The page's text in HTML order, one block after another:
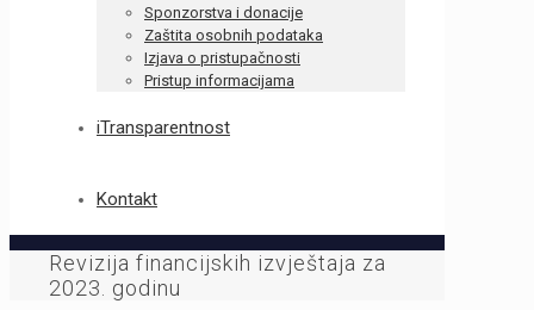
Sponzorstva i donacije
Zaštita osobnih podataka
Izjava o pristupačnosti
Pristup informacijama
iTransparentnost
Kontakt
Revizija financijskih izvještaja za
2023. godinu